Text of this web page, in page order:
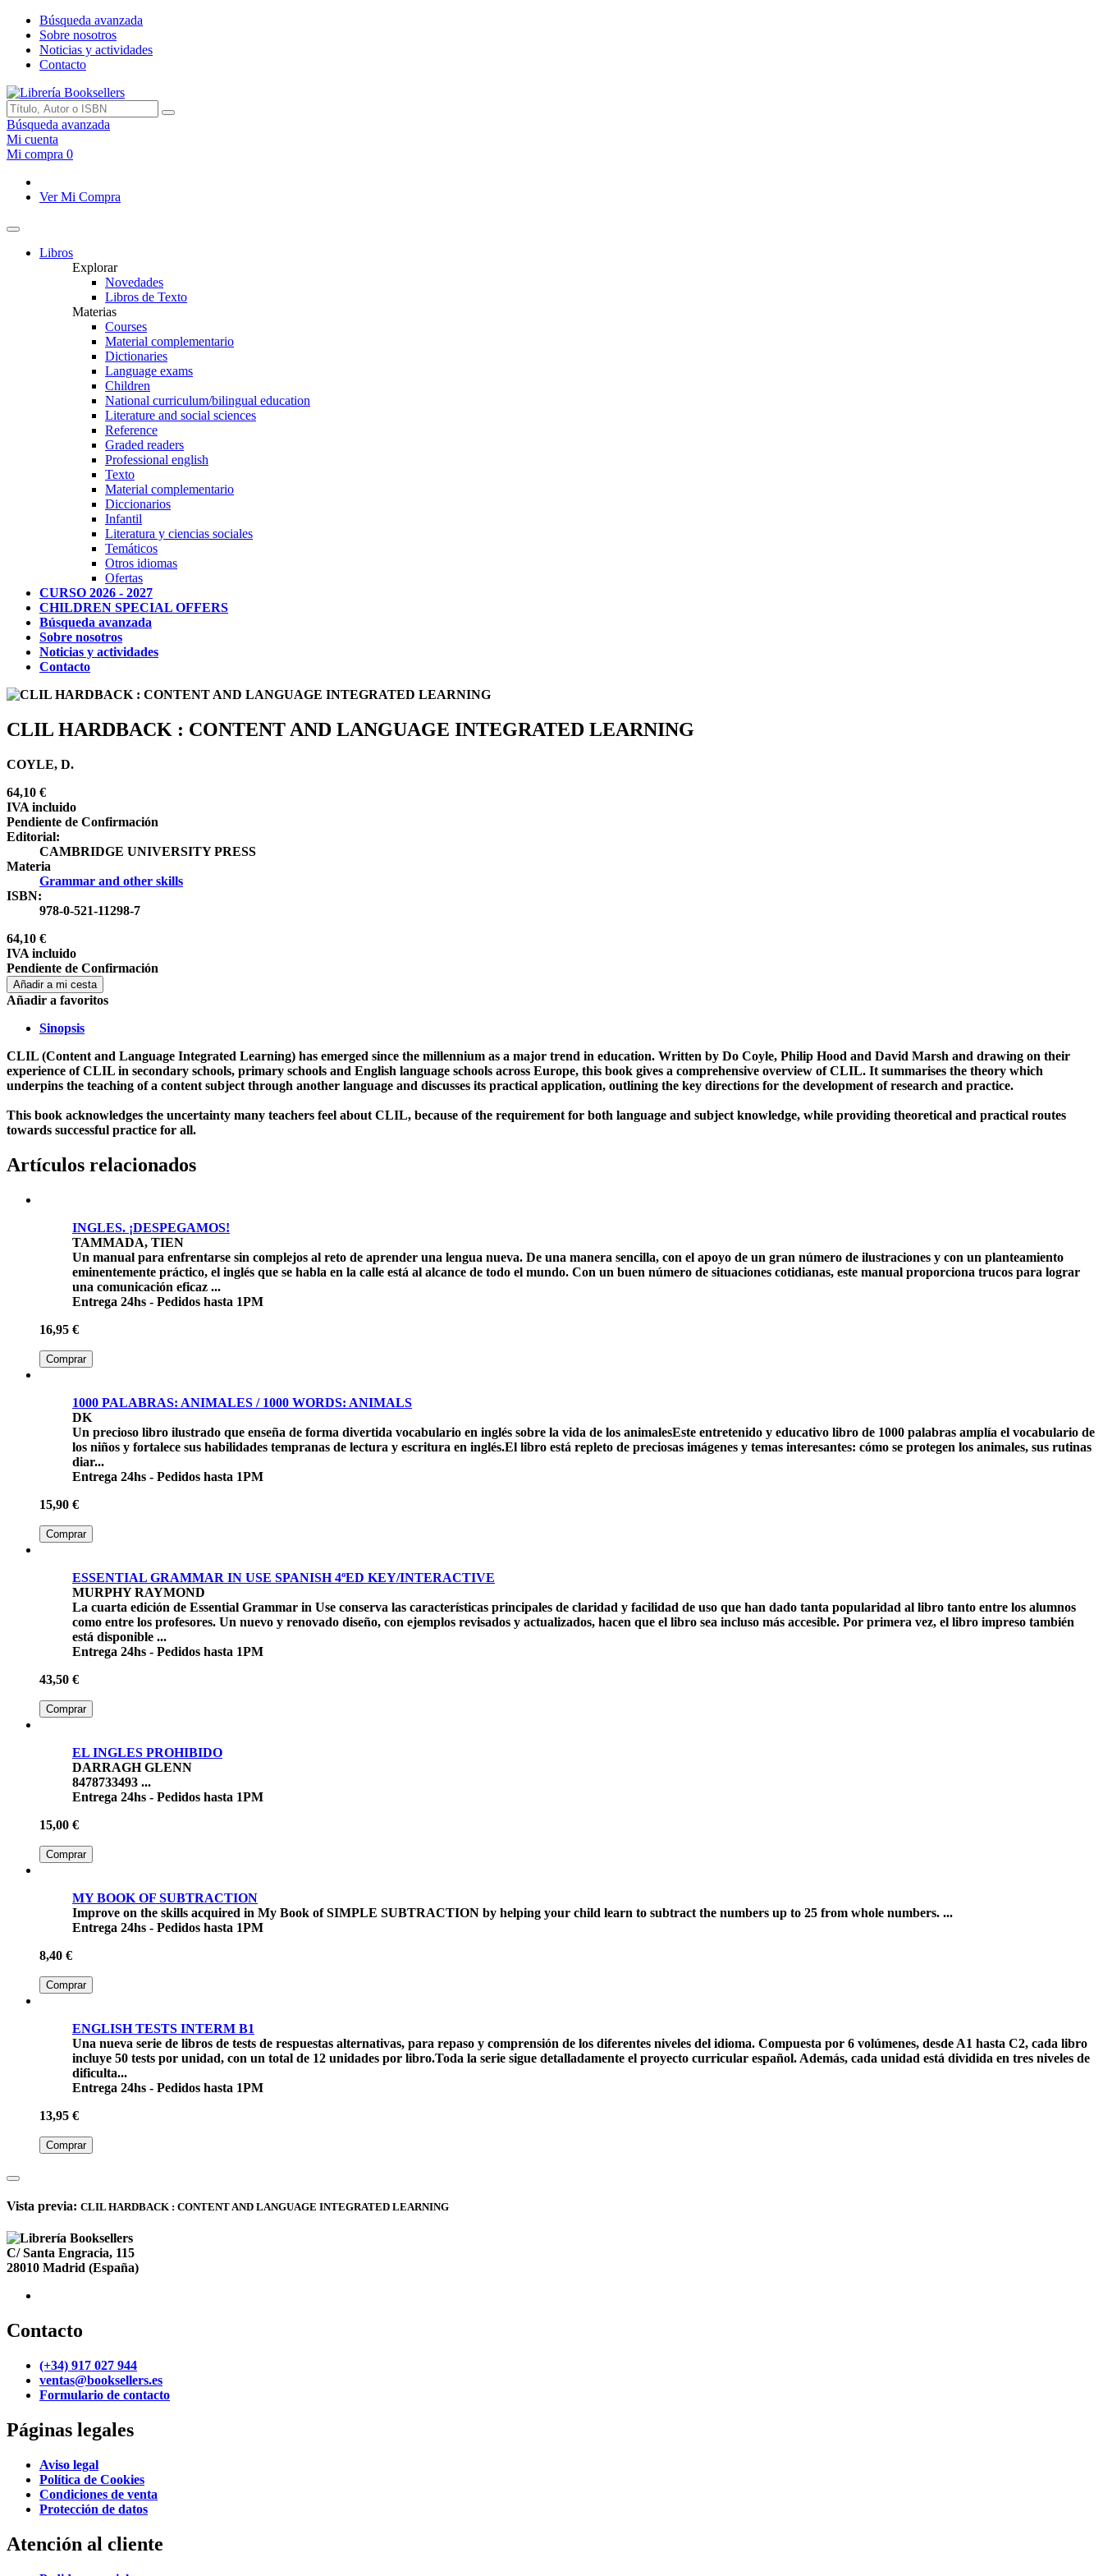
Búsqueda avanzada
Sobre nosotros
Noticias y actividades
Contacto
Búsqueda avanzada
Mi cuenta
Mi compra 0
Ver Mi Compra
Libros
Explorar
Novedades
Libros de Texto
Materias
Courses
Material complementario
Dictionaries
Language exams
Children
National curriculum/bilingual education
Literature and social sciences
Reference
Graded readers
Professional english
Texto
Material complementario
Diccionarios
Infantil
Literatura y ciencias sociales
Temáticos
Otros idiomas
Ofertas
CURSO 2026 - 2027
CHILDREN SPECIAL OFFERS
Búsqueda avanzada
Sobre nosotros
Noticias y actividades
Contacto
CLIL HARDBACK : CONTENT AND LANGUAGE INTEGRATED LEARNING
COYLE, D.
64,10 €
IVA incluido
Pendiente de Confirmación
Editorial:
CAMBRIDGE UNIVERSITY PRESS
Materia
Grammar and other skills
ISBN:
978-0-521-11298-7
64,10 €
IVA incluido
Pendiente de Confirmación
Añadir a mi cesta
Añadir a favoritos
Sinopsis
CLIL (Content and Language Integrated Learning) has emerged since the millennium as a major trend in education. Written by Do Coyle, Philip Hood and David Marsh and drawing on their
experience of CLIL in secondary schools, primary schools and English language schools across Europe, this book gives a comprehensive overview of CLIL. It summarises the theory which
underpins the teaching of a content subject through another language and discusses its practical application, outlining the key directions for the development of research and practice.
This book acknowledges the uncertainty many teachers feel about CLIL, because of the requirement for both language and subject knowledge, while providing theoretical and practical routes
towards successful practice for all.
Artículos relacionados
INGLES. ¡DESPEGAMOS!
TAMMADA, TIEN
Un manual para enfrentarse sin complejos al reto de aprender una lengua nueva. De una manera sencilla, con el apoyo de un gran número de ilustraciones y con un planteamiento
eminentemente práctico, el inglés que se habla en la calle está al alcance de todo el mundo. Con un buen número de situaciones cotidianas, este manual proporciona trucos para lograr
una comunicación eficaz ...
Entrega 24hs - Pedidos hasta 1PM
16,95 €
Comprar
1000 PALABRAS: ANIMALES / 1000 WORDS: ANIMALS
DK
Un precioso libro ilustrado que enseña de forma divertida vocabulario en inglés sobre la vida de los animalesEste entretenido y educativo libro de 1000 palabras amplía el vocabulario de
los niños y fortalece sus habilidades tempranas de lectura y escritura en inglés.El libro está repleto de preciosas imágenes y temas interesantes: cómo se protegen los animales, sus rutinas
diar...
Entrega 24hs - Pedidos hasta 1PM
15,90 €
Comprar
ESSENTIAL GRAMMAR IN USE SPANISH 4ºED KEY/INTERACTIVE
MURPHY RAYMOND
La cuarta edición de Essential Grammar in Use conserva las características principales de claridad y facilidad de uso que han dado tanta popularidad al libro tanto entre los alumnos
como entre los profesores. Un nuevo y renovado diseño, con ejemplos revisados y actualizados, hacen que el libro sea incluso más accesible. Por primera vez, el libro impreso también
está disponible ...
Entrega 24hs - Pedidos hasta 1PM
43,50 €
Comprar
EL INGLES PROHIBIDO
DARRAGH GLENN
8478733493 ...
Entrega 24hs - Pedidos hasta 1PM
15,00 €
Comprar
MY BOOK OF SUBTRACTION
Improve on the skills acquired in My Book of SIMPLE SUBTRACTION by helping your child learn to subtract the numbers up to 25 from whole numbers. ...
Entrega 24hs - Pedidos hasta 1PM
8,40 €
Comprar
ENGLISH TESTS INTERM B1
Una nueva serie de libros de tests de respuestas alternativas, para repaso y comprensión de los diferentes niveles del idioma. Compuesta por 6 volúmenes, desde A1 hasta C2, cada libro
incluye 50 tests por unidad, con un total de 12 unidades por libro.Toda la serie sigue detalladamente el proyecto curricular español. Además, cada unidad está dividida en tres niveles de
dificulta...
Entrega 24hs - Pedidos hasta 1PM
13,95 €
Comprar
Vista previa: CLIL HARDBACK : CONTENT AND LANGUAGE INTEGRATED LEARNING
C/ Santa Engracia, 115
28010 Madrid (España)
Contacto
(+34) 917 027 944
ventas@booksellers.es
Formulario de contacto
Páginas legales
Aviso legal
Política de Cookies
Condiciones de venta
Protección de datos
Atención al cliente